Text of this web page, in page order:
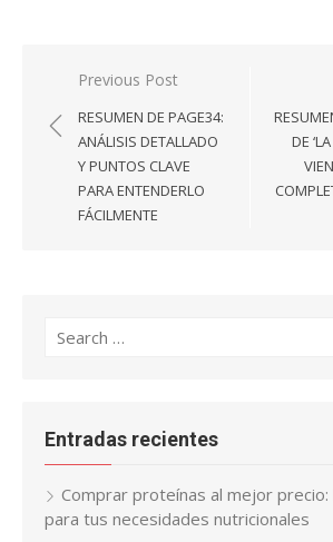
Navegación
de
entradas
Previous Post
RESUMEN DE PAGE34:
ANÁLISIS DETALLADO
Y PUNTOS CLAVE
PARA ENTENDERLO
FÁCILMENTE
DE
Search
Entradas recientes
Comprar proteínas al mejor
para tus necesidades nutricionales